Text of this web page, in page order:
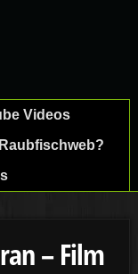
Videos
– Film